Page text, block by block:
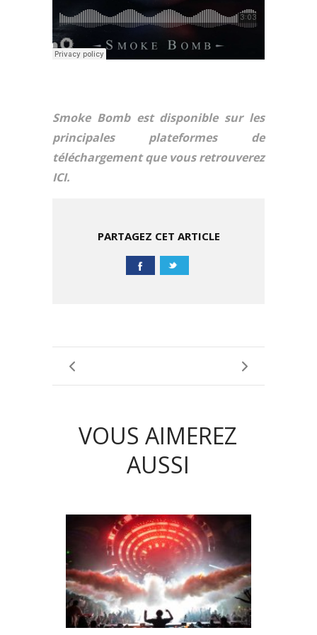
Smoke Bomb est disponible sur les
principales plateformes de
téléchargement que vous retrouverez
ICI.
PARTAGEZ CET ARTICLE
VOUS AIMEREZ
AUSSI